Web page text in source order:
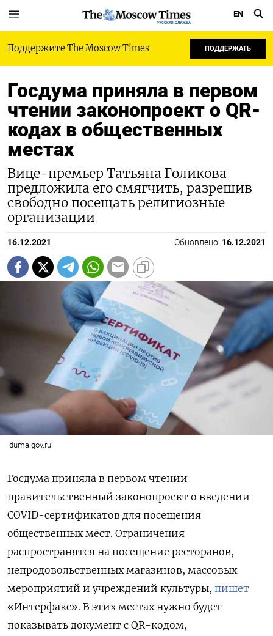
РУССКАЯ СЛУЖБА
EN
Поддержите The Moscow Times ПОДДЕРЖАТЬ
Госдума приняла в первом
чтении законопроект о QR-
кодах в общественных
местах
Вице-премьер Татьяна Голикова
предложила его смягчить, разрешив
свободно посещать религиозные
организации
16.12.2021 Обновлено: 16.12.2021
duma.gov.ru
Госдума приняла в первом чтении
правительственный законопроект о введении
COVID-сертификатов для посещения
общественных мест. Ограничения
распространятся на посещение ресторанов,
непродовольственных магазинов, массовых
мероприятий и учреждений культуры, пишет
«Интерфакс». В этих местах нужно будет
показывать документ с QR-кодом,